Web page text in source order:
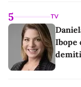
5 TV
Ibope